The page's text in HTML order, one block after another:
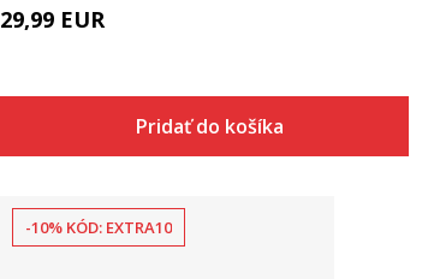
29,99 EUR
Pridať do košíka
-10% KÓD: EXTRA10